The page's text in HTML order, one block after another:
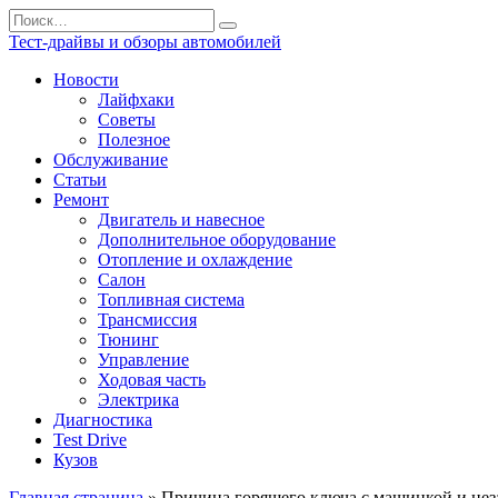
Перейти
к
содержанию
Search
for:
Тест-драйвы и обзоры автомобилей
Новости
Лайфхаки
Советы
Полезное
Обслуживание
Статьи
Ремонт
Двигатель и навесное
Дополнительное оборудование
Отопление и охлаждение
Салон
Топливная система
Трансмиссия
Тюнинг
Управление
Ходовая часть
Электрика
Диагностика
Test Drive
Кузов